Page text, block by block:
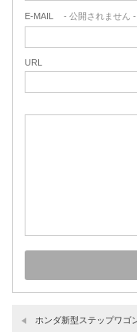
E-MAIL - 公開されません -
URL
ホンダ新型ステップワゴ